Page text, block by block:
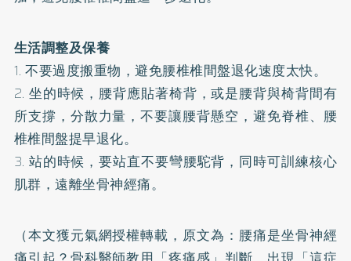
生活調整及保養
1. 不要過度搬重物，避免腰椎椎間盤退化速度太快。
2. 坐的時候，腰背應貼著椅背，或是腰背與椅背間有
所支撐，分散力量，不要讓腰背懸空，避免脊椎、腰
椎椎間盤提早退化。
3. 站的時候，要站直不要彎腰駝背，同時可訓練核心
肌群，遠離坐骨神經痛。
（本文獲元氣網授權轉載，原文為： 腰痛是坐骨神經